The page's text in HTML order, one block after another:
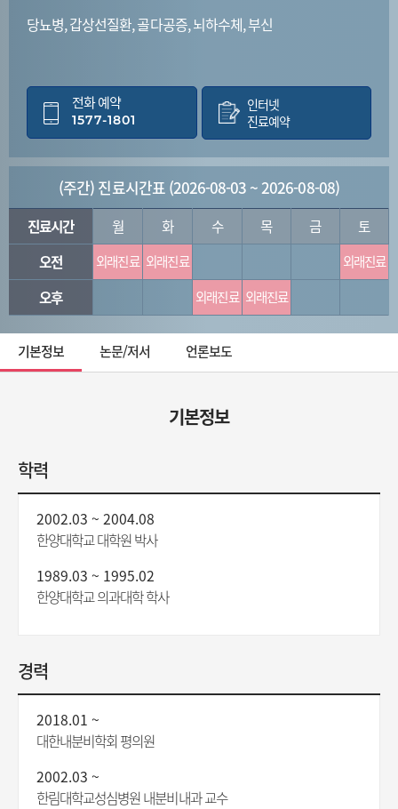
당뇨병, 갑상선질환, 골다공증, 뇌하수체, 부신
전화 예약
1577-1801
인터넷
진료예약
(주간) 진료시간표 (2026-08-03 ~ 2026-08-08)
진료시간 월 화 수 목 금
토
오전
외래진료 외래진료 외래진료
오후 외래진료 외래진료
기본정보 논문/저서 언론보도
기본정보
학력
2002.03 ~ 2004.08
한양대학교 대학원 박사
1989.03 ~ 1995.02
한양대학교 의과대학 학사
경력
2018.01 ~
대한내분비학회 평의원
2002.03 ~
한림대학교성심병원 내분비내과 교수